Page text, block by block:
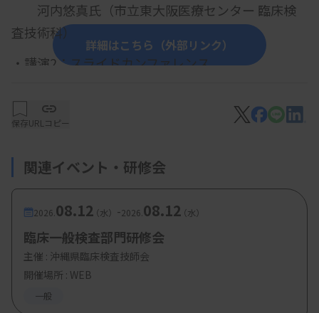
河内悠真氏（市立東大阪医療センター 臨床検
査技術科）
・講演2：スライドカンファレンス
【参加費・定員など】
・定 員：200名
詳細はこちら（外部リンク）
保存URLコピー
関連イベント・研修会
2026. 08.12（水） -2026. 08.12（水）
臨床一般検査部門研修会
主催 : 沖縄県臨床検査技師会
開催場所 : WEB
一般